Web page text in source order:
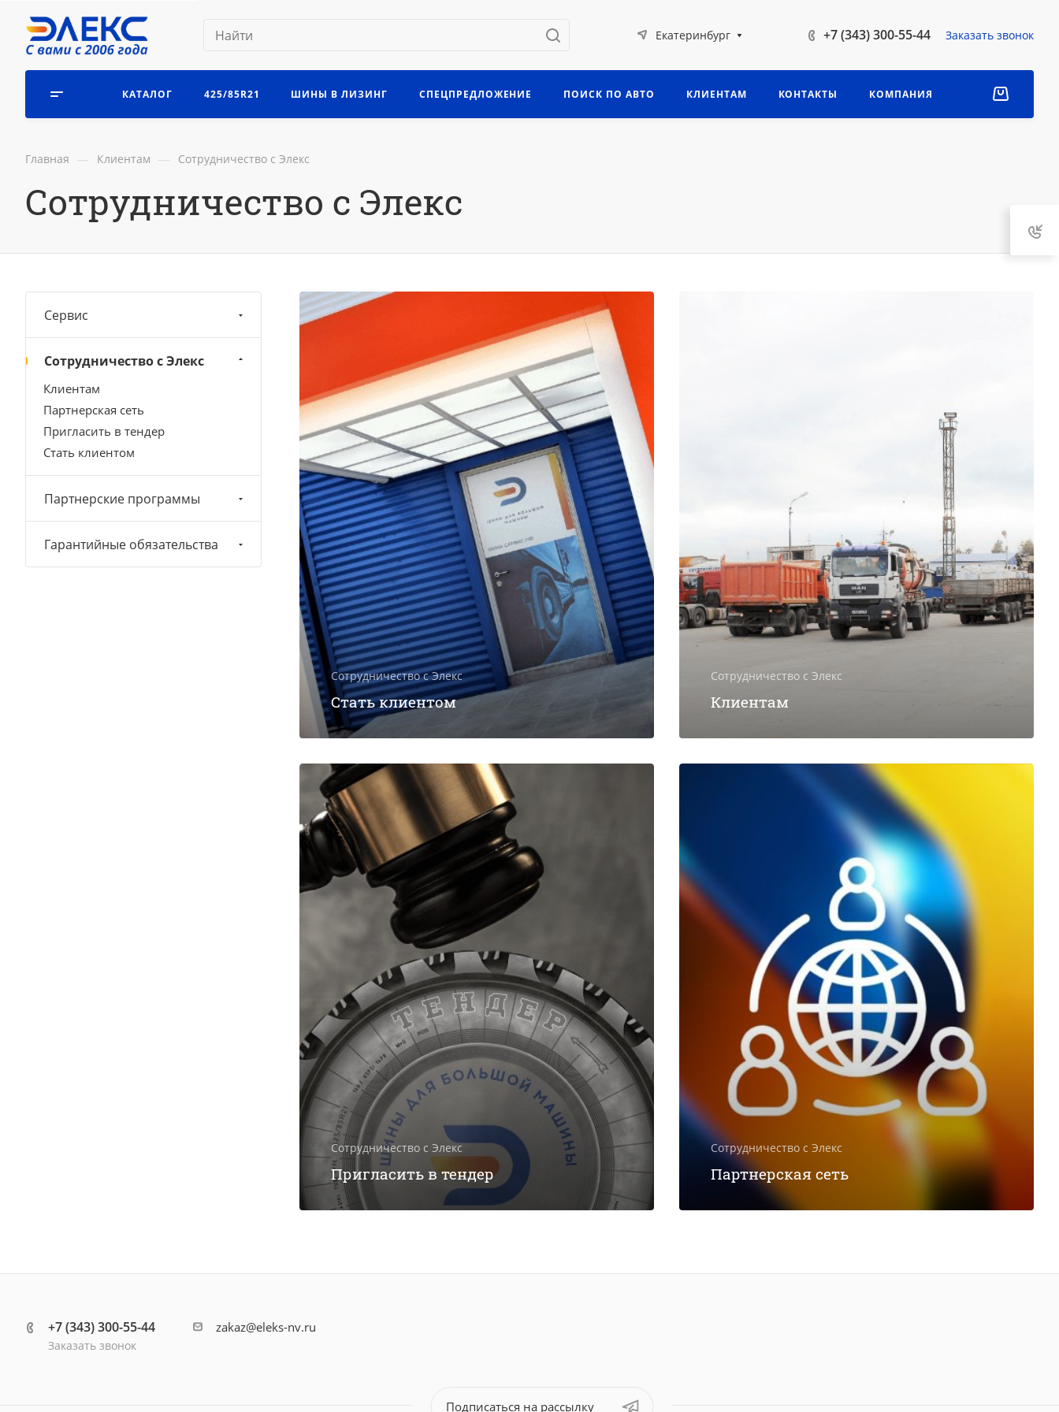
Екатеринбург +7 (343) 300-55-44 Заказать звонок
КАТАЛОГ 425/85R21 ШИНЫ В ЛИЗИНГ СПЕЦПРЕДЛОЖЕНИЕ ПОИСК ПО АВТО КЛИЕНТАМ КОНТАКТЫ КОМПАНИЯ
Главная — Клиентам — Сотрудничество с Элекс
Сотрудничество с Элекс
Сотрудничество с Элекс
Стать клиентом
Сотрудничество с Элекс
Клиентам
Сотрудничество с Элекс
Пригласить в тендер
Сотрудничество с Элекс
Партнерская сеть
Сервис
Сотрудничество с Элекс
Клиентам
Партнерская сеть
Пригласить в тендер
Стать клиентом
Партнерские программы
Гарантийные обязательства
+7 (343) 300-55-44
Заказать звонок
zakaz@eleks-nv.ru
Подписаться на рассылку